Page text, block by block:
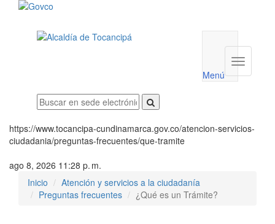
utilidades
Menú
Menú
https://www.tocancipa-cundinamarca.gov.co/atencion-servicios-
ciudadania/preguntas-frecuentes/que-tramite
ago 8, 2026 11:28 p. m.
Inicio
Atención y servicios a la ciudadanía
Preguntas frecuentes
¿Qué es un Trámite?